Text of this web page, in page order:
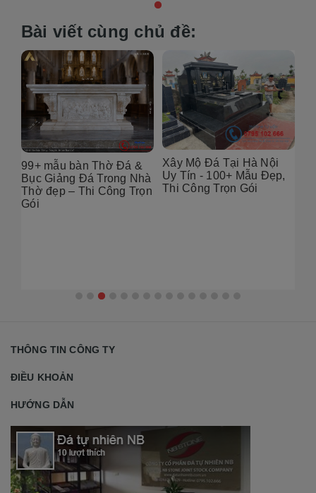
Bài viết cùng chủ đề:
99+ mẫu bàn Thờ Đá &
Bục Giảng Đá Trong Nhà
Thờ đẹp – Thi Công Trọn
Gói
Xây Mộ Đá Tại Hà Nội
Uy Tín - 100+ Mẫu Đẹp,
Thi Công Trọn Gói
THÔNG TIN CÔNG TY
ĐIỀU KHOẢN
HƯỚNG DẪN